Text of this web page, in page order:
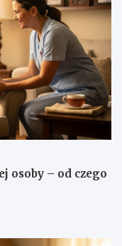
osoby – od czego